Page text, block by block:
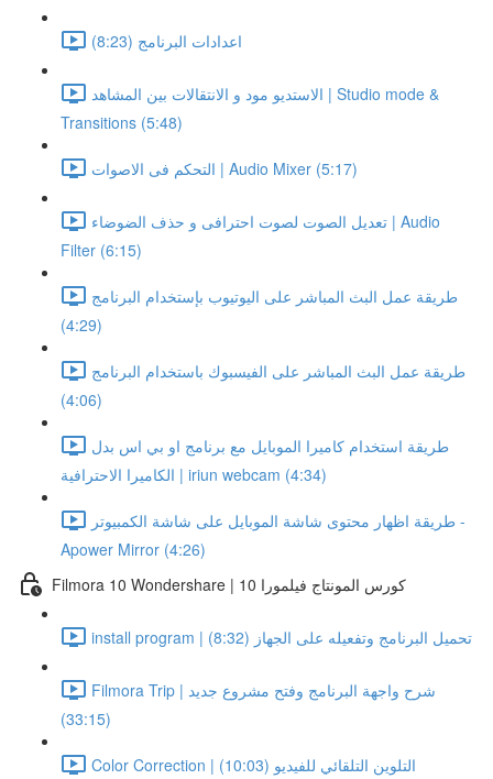
اعدادات البرنامج (8:23)
الاستديو مود و الانتقالات بين المشاهد | Studio mode &
Transitions (5:48)
التحكم فى الاصوات | Audio Mixer (5:17)
تعديل الصوت لصوت احترافى و حذف الضوضاء | Audio
Filter (6:15)
طريقة عمل البث المباشر على اليوتيوب بإستخدام البرنامج
(4:29)
طريقة عمل البث المباشر على الفيسبوك باستخدام البرنامج
(4:06)
طريقة استخدام كاميرا الموبايل مع برنامج او بي اس بدل
الكاميرا الاحترافية | iriun webcam (4:34)
طريقة اظهار محتوى شاشة الموبايل على شاشة الكمبيوتر -
Apower Mirror (4:26)
Filmora 10 Wondershare | كورس المونتاج فيلمورا 10
install program | تحميل البرنامج وتفعيله على الجهاز (8:32)
Filmora Trip | شرح واجهة البرنامج وفتح مشروع جديد
(33:15)
Color Correction | التلوين التلقائي للفيديو (10:03)